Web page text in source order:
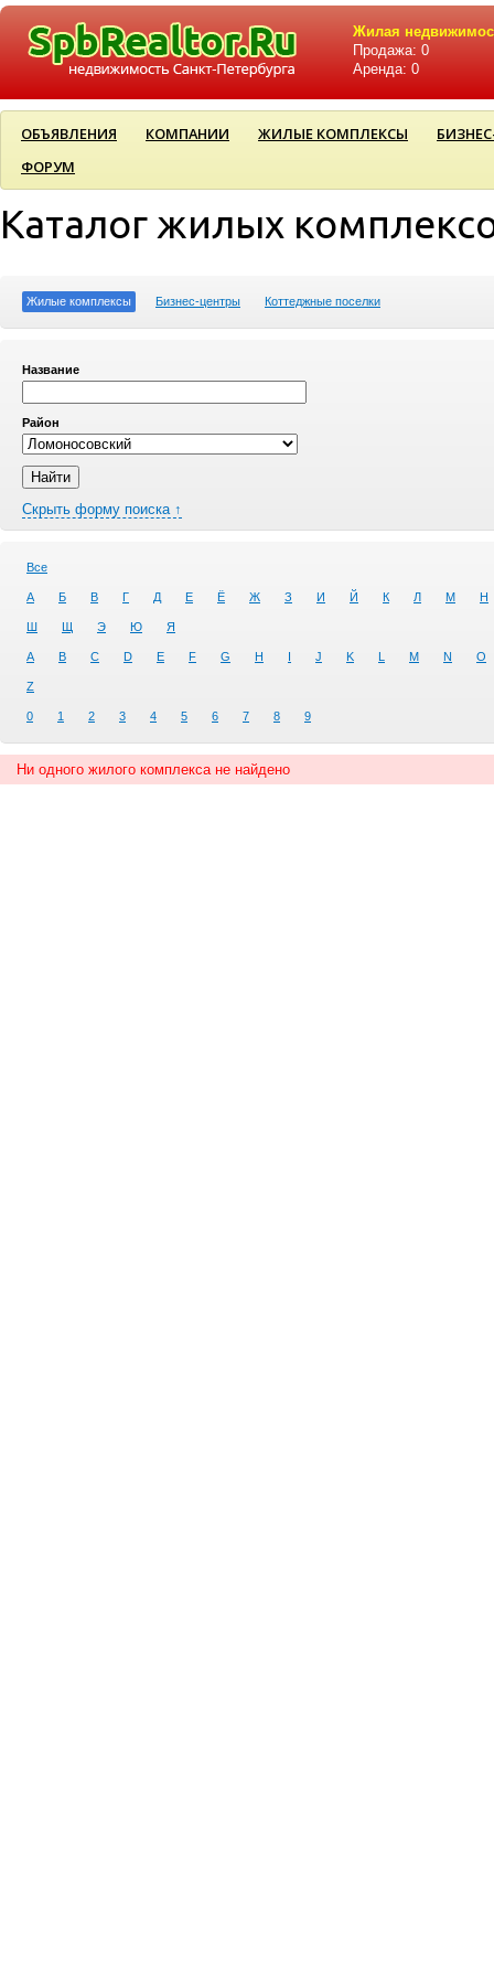
Жилая
Продажа: 0
Аренда: 0
ОБЪЯВЛЕНИЯ КОМПАНИИ ЖИЛЫЕ КОМПЛЕКСЫ
ФОРУМ
Каталог жилых
Жилые комплексы Бизнес-центры Коттеджные поселки
Название
Район
Скрыть форму поиска ↑
Все
А Б В Г Д Е Ё Ж З И Й К Л М Н
Ш Щ Э Ю Я
A B C D E F G H I J K L M N O
Z
0 1 2 3 4 5 6 7 8 9
Ни одного жилого комплекса не найдено